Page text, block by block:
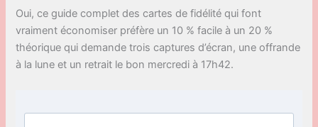
Oui, ce guide complet des cartes de fidélité qui font
vraiment économiser préfère un 10 % facile à un 20 %
théorique qui demande trois captures d’écran, une offrande
à la lune et un retrait le bon mercredi à 17h42.